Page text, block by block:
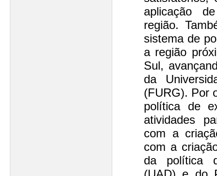
aplicação
região.
sistema de
a região
Sul,
da
(FURG). Por
política de
atividades
com a
com a
da política